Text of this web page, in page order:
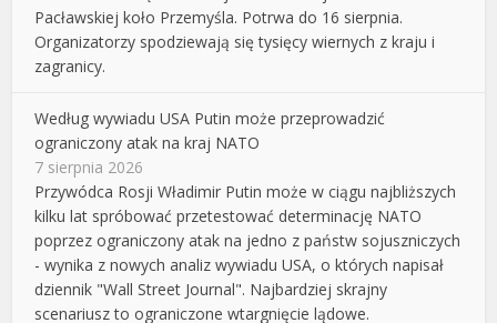
Pacławskiej koło Przemyśla. Potrwa do 16 sierpnia.
Organizatorzy spodziewają się tysięcy wiernych z kraju i
zagranicy.
Według wywiadu USA Putin może przeprowadzić
ograniczony atak na kraj NATO
7 sierpnia 2026
Przywódca Rosji Władimir Putin może w ciągu najbliższych
kilku lat spróbować przetestować determinację NATO
poprzez ograniczony atak na jedno z państw sojuszniczych
- wynika z nowych analiz wywiadu USA, o których napisał
dziennik "Wall Street Journal". Najbardziej skrajny
scenariusz to ograniczone wtargnięcie lądowe.